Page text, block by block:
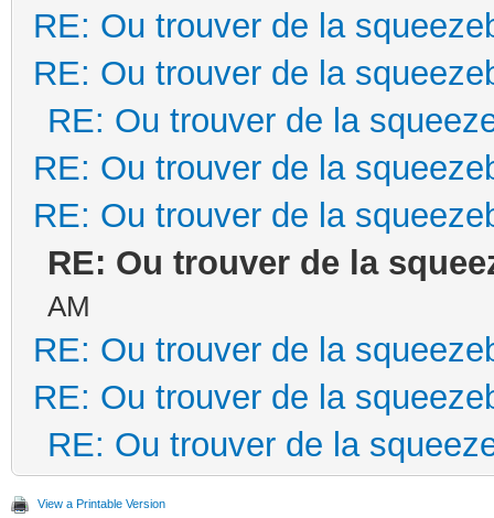
RE: Ou trouver de la
RE: Ou trouver de la
RE: Ou trouver de la
RE: Ou trouver de la
RE: Ou trouver de la
RE: Ou trouver de la
AM
RE: Ou trouver de la
RE: Ou trouver de la
RE: Ou trouver de la
View a Printable Version